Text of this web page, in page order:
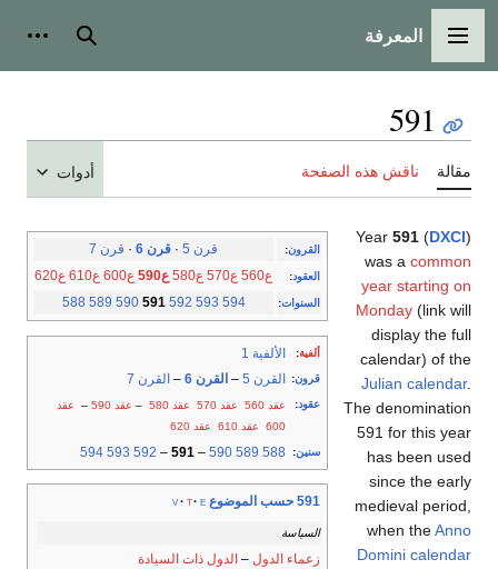
القائمة الرئيسية
المعرفة بحث
591
مقالة ناقش هذه الصفحة أدوات
القرون: قرن 5 · قرن 6 · قرن 7
العقود: ع560 ع570 ع580 ع590 ع600 ع610 ع620
السنوات:
588 589 590 591 592 593 594
ألفية: الألفية 1
قرون: القرن 5 – القرن 6 – القرن 7
عقود: عقد 560 عقد 570 عقد 580 – عقد 590 – عقد
600
عقد 610 عقد 620
سنين:
588
589
590
–
591
–
592
593
594
591 حسب الموضوع v t e
السياسة
زعماء الدول – الدول ذات السيادة
Year 591 (DXCI)
was a common
year starting on
Monday (link will
display the full
calendar) of the
Julian calendar.
The denomination
591 for this year
has been used
since the early
medieval period,
when theAnno
Domini calendar